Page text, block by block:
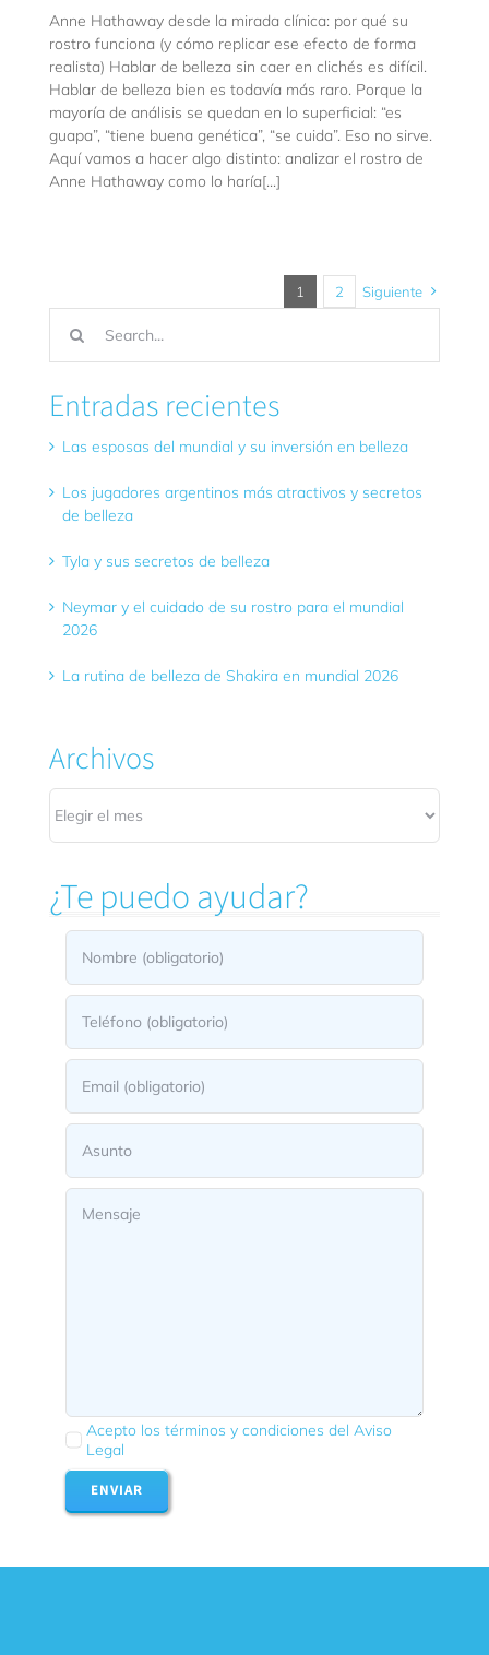
Anne Hathaway desde la mirada clínica: por qué su
rostro funciona (y cómo replicar ese efecto de forma
realista) Hablar de belleza sin caer en clichés es difícil.
Hablar de belleza bien es todavía más raro. Porque la
mayoría de análisis se quedan en lo superficial: “es
guapa”, “tiene buena genética”, “se cuida”. Eso no sirve.
Aquí vamos a hacer algo distinto: analizar el rostro de
Anne Hathaway como lo haría[...]
1 2 Siguiente
Entradas recientes
Las esposas del mundial y su inversión en belleza
Los jugadores argentinos más atractivos y secretos
de belleza
Tyla y sus secretos de belleza
Neymar y el cuidado de su rostro para el mundial
2026
La rutina de belleza de Shakira en mundial 2026
Archivos
Archivos
¿Te puedo ayudar?
Acepto los términos y condiciones del Aviso
Legal
ENVIAR